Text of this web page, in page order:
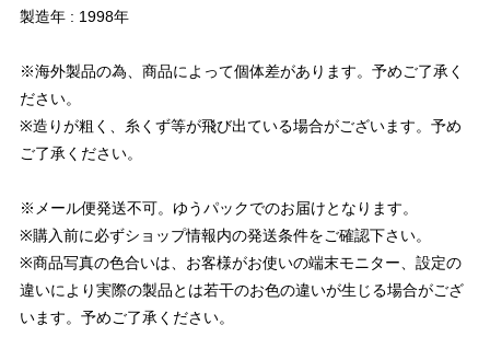
製造年 : 1998年
※海外製品の為、商品によって個体差があります。予めご了承く
ださい。
※造りが粗く、糸くず等が飛び出ている場合がございます。予め
ご了承ください。
※メール便発送不可。ゆうパックでのお届けとなります。
※購入前に必ずショップ情報内の発送条件をご確認下さい。
※商品写真の色合いは、お客様がお使いの端末モニター、設定の
違いにより実際の製品とは若干のお色の違いが生じる場合がござ
います。予めご了承ください。